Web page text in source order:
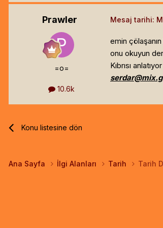
Prawler
=o=
10.6k
Mesaj tarihi:
emin çölaşanın
onu okuyun
Kıbrısı
Konu listesine dön
Ana Sayfa İlgi Alanları Tarih Tarih